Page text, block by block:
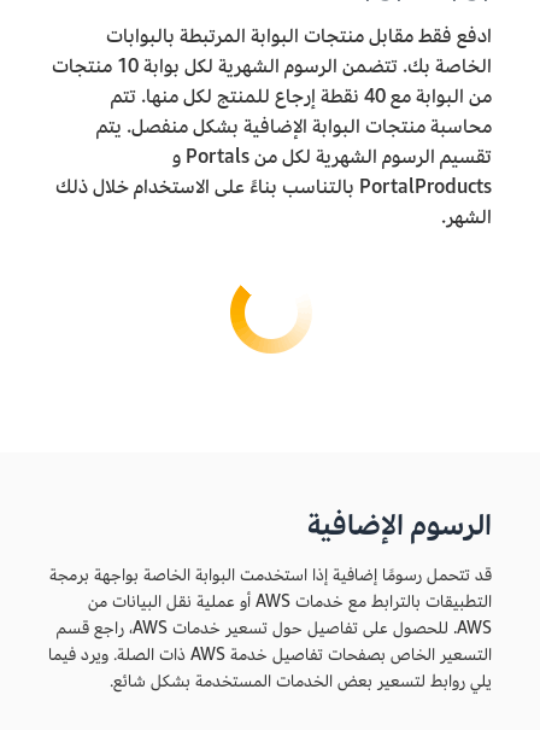
ادفع فقط مقابل منتجات البوابة المرتبطة بالبوابات
الخاصة بك. تتضمن الرسوم الشهرية لكل بوابة 10 منتجات
من البوابة مع 40 نقطة إرجاع للمنتج لكل منها. تتم
محاسبة منتجات البوابة الإضافية بشكل منفصل. يتم
تقسيم الرسوم الشهرية لكل من Portals و
PortalProducts بالتناسب بناءً على الاستخدام خلال ذلك
الشهر.
الرسوم الإضافية
قد تتحمل رسومًا إضافية إذا استخدمت البوابة الخاصة بواجهة برمجة
التطبيقات بالترابط مع خدمات AWS أو عملية نقل البيانات من
AWS. للحصول على تفاصيل حول تسعير خدمات AWS، راجع قسم
التسعير الخاص بصفحات تفاصيل خدمة AWS ذات الصلة. ويرد فيما
يلي روابط لتسعير بعض الخدمات المستخدمة بشكل شائع.